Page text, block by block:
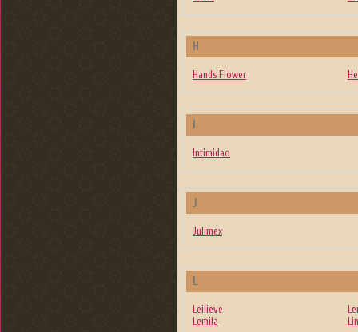
H
Hands Flower
Intimidao
J
Julimex
L
Leilieve
Lemila